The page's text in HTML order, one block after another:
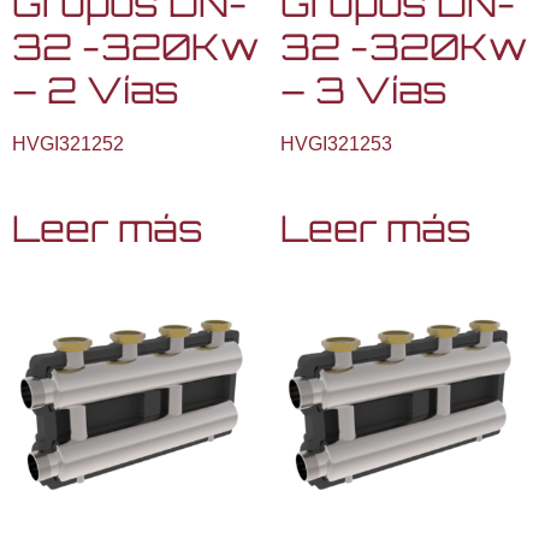
32 -320Kw
– 2 Vías
HVGI321252
Leer más
32 -320Kw
– 3 Vías
HVGI321253
Leer más